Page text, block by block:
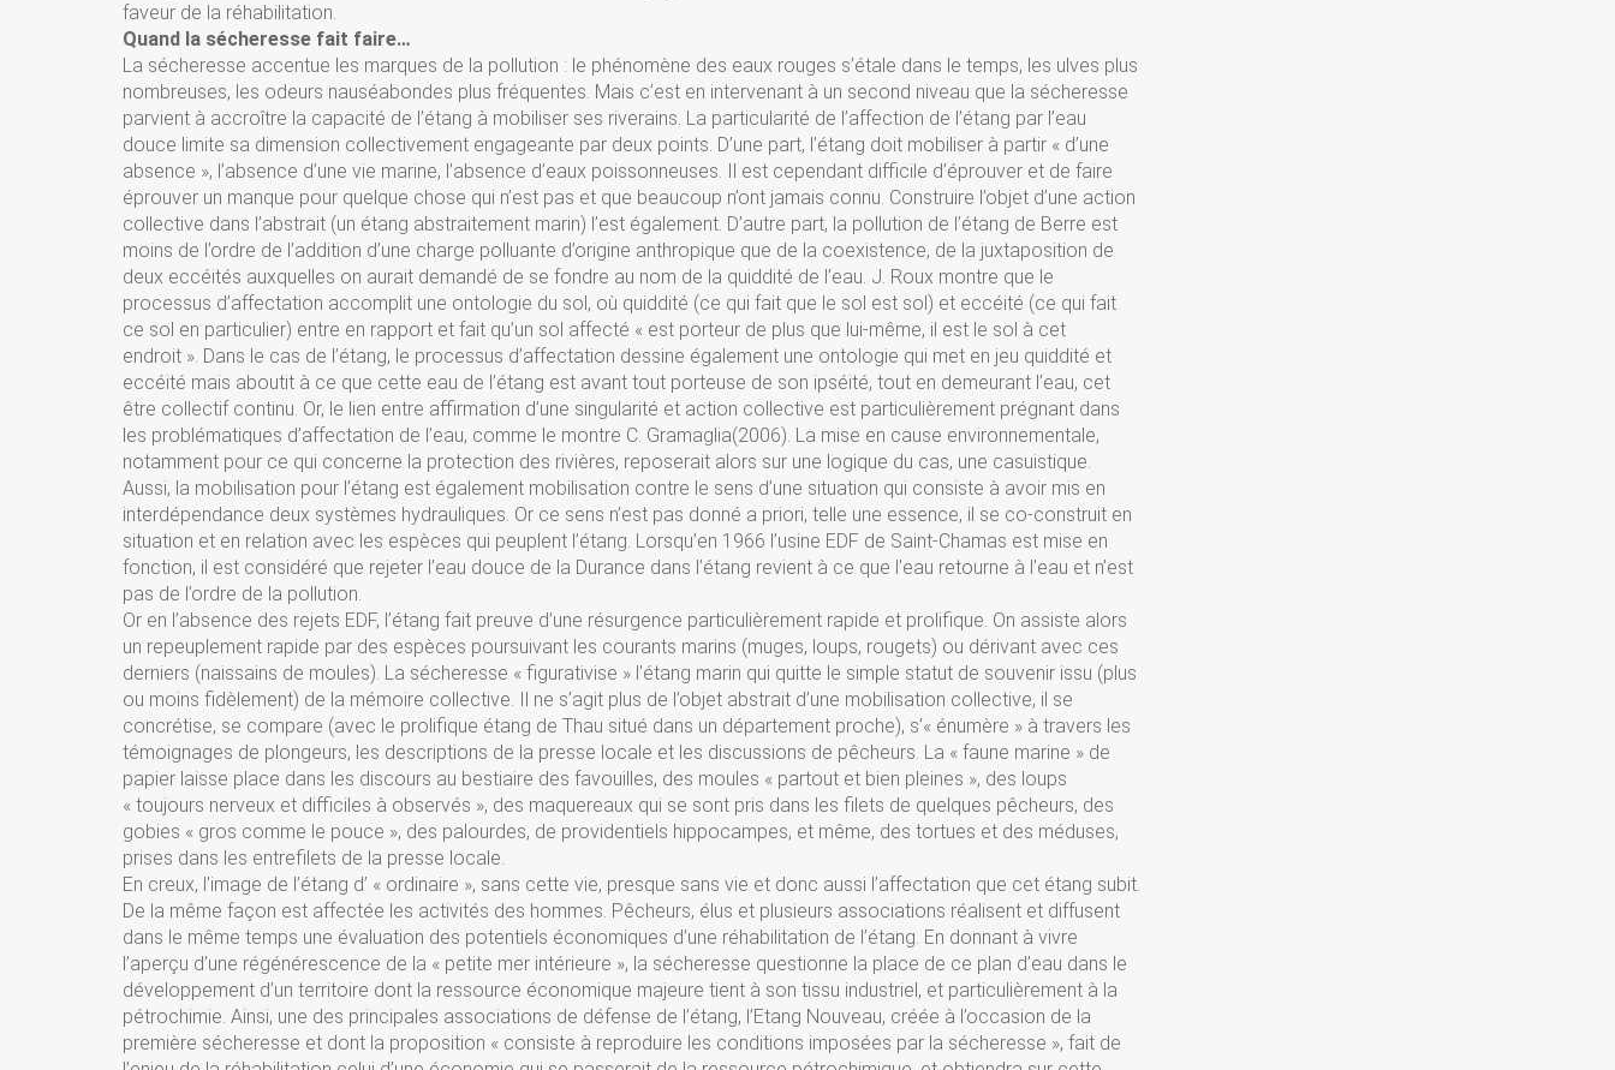
faveur de la réhabilitation.
Quand la sécheresse fait faire…
La sécheresse accentue les marques de la pollution : le phénomène des eaux rouges s’étale dans le temps, les ulves plus
nombreuses, les odeurs nauséabondes plus fréquentes. Mais c’est en intervenant à un second niveau que la sécheresse
parvient à accroître la capacité de l’étang à mobiliser ses riverains. La particularité de l’affection de l’étang par l’eau
douce limite sa dimension collectivement engageante par deux points. D’une part, l’étang doit mobiliser à partir « d’une
absence », l’absence d’une vie marine, l’absence d’eaux poissonneuses. Il est cependant difficile d’éprouver et de faire
éprouver un manque pour quelque chose qui n’est pas et que beaucoup n’ont jamais connu. Construire l’objet d’une action
collective dans l’abstrait (un étang abstraitement marin) l’est également. D’autre part, la pollution de l’étang de Berre est
moins de l’ordre de l’addition d’une charge polluante d’origine anthropique que de la coexistence, de la juxtaposition de
deux eccéités auxquelles on aurait demandé de se fondre au nom de la quiddité de l’eau. J. Roux montre que le
processus d’affectation accomplit une ontologie du sol, où quiddité (ce qui fait que le sol est sol) et eccéité (ce qui fait
ce sol en particulier) entre en rapport et fait qu’un sol affecté « est porteur de plus que lui-même, il est le sol à cet
endroit ». Dans le cas de l’étang, le processus d’affectation dessine également une ontologie qui met en jeu quiddité et
eccéité mais aboutit à ce que cette eau de l’étang est avant tout porteuse de son ipséité, tout en demeurant l’eau, cet
être collectif continu. Or, le lien entre affirmation d’une singularité et action collective est particulièrement prégnant dans
les problématiques d’affectation de l’eau, comme le montre C. Gramaglia(2006). La mise en cause environnementale,
notamment pour ce qui concerne la protection des rivières, reposerait alors sur une logique du cas, une casuistique.
Aussi, la mobilisation pour l’étang est également mobilisation contre le sens d’une situation qui consiste à avoir mis en
interdépendance deux systèmes hydrauliques. Or ce sens n’est pas donné a priori, telle une essence, il se co-construit en
situation et en relation avec les espèces qui peuplent l’étang. Lorsqu’en 1966 l’usine EDF de Saint-Chamas est mise en
fonction, il est considéré que rejeter l’eau douce de la Durance dans l’étang revient à ce que l’eau retourne à l’eau et n’est
pas de l’ordre de la pollution.
Or en l’absence des rejets EDF, l’étang fait preuve d’une résurgence particulièrement rapide et prolifique. On assiste alors
un repeuplement rapide par des espèces poursuivant les courants marins (muges, loups, rougets) ou dérivant avec ces
derniers (naissains de moules). La sécheresse « figurativise » l’étang marin qui quitte le simple statut de souvenir issu (plus
ou moins fidèlement) de la mémoire collective. Il ne s’agit plus de l’objet abstrait d’une mobilisation collective, il se
concrétise, se compare (avec le prolifique étang de Thau situé dans un département proche), s’« énumère » à travers les
témoignages de plongeurs, les descriptions de la presse locale et les discussions de pêcheurs. La « faune marine » de
papier laisse place dans les discours au bestiaire des favouilles, des moules « partout et bien pleines », des loups
« toujours nerveux et difficiles à observés », des maquereaux qui se sont pris dans les filets de quelques pêcheurs, des
gobies « gros comme le pouce », des palourdes, de providentiels hippocampes, et même, des tortues et des méduses,
prises dans les entrefilets de la presse locale.
En creux, l’image de l’étang d’ « ordinaire », sans cette vie, presque sans vie et donc aussi l’affectation que cet étang subit.
De la même façon est affectée les activités des hommes. Pêcheurs, élus et plusieurs associations réalisent et diffusent
dans le même temps une évaluation des potentiels économiques d’une réhabilitation de l’étang. En donnant à vivre
l’aperçu d’une régénérescence de la « petite mer intérieure », la sécheresse questionne la place de ce plan d’eau dans le
développement d’un territoire dont la ressource économique majeure tient à son tissu industriel, et particulièrement à la
pétrochimie. Ainsi, une des principales associations de défense de l’étang, l’Etang Nouveau, créée à l’occasion de la
première sécheresse et dont la proposition « consiste à reproduire les conditions imposées par la sécheresse », fait de